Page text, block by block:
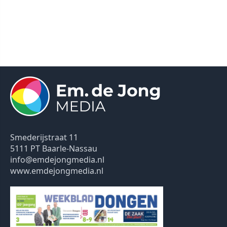
Smederijstraat 11
5111 PT Baarle-Nassau
info@emdejongmedia.nl
www.emdejongmedia.nl